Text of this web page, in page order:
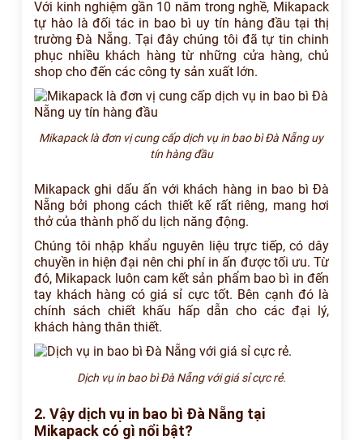
Với kinh nghiệm gần 10 năm trong nghề, Mikapack
tự hào là đối tác in bao bì uy tín hàng đầu tại thị
trường Đà Nẵng. Tại đây chúng tôi đã tự tin chinh
phục nhiều khách hàng từ những cửa hàng, chủ
shop cho đến các công ty sản xuất lớn.
Mikapack là đơn vị cung cấp dịch vụ in bao bì Đà Nẵng uy
tín hàng đầu
Mikapack ghi dấu ấn với khách hàng in bao bì Đà
Nẵng bởi phong cách thiết kế rất riêng, mang hơi
thở của thành phố du lịch năng động.
Chúng tôi nhập khẩu nguyên liệu trực tiếp, có dây
chuyền in hiện đại nên chi phí in ấn được tối ưu. Từ
đó, Mikapack luôn cam kết sản phẩm bao bì in đến
tay khách hàng có giá sỉ cực tốt. Bên cạnh đó là
chính sách chiết khấu hấp dẫn cho các đại lý,
khách hàng thân thiết.
Dịch vụ in bao bì Đà Nẵng với giá sỉ cực rẻ.
2. Vậy dịch vụ in bao bì Đà Nẵng tại
Mikapack có gì nổi bật?